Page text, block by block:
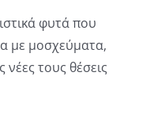
φυτά που
με μοσχεύματα,
νέες τους θέσεις